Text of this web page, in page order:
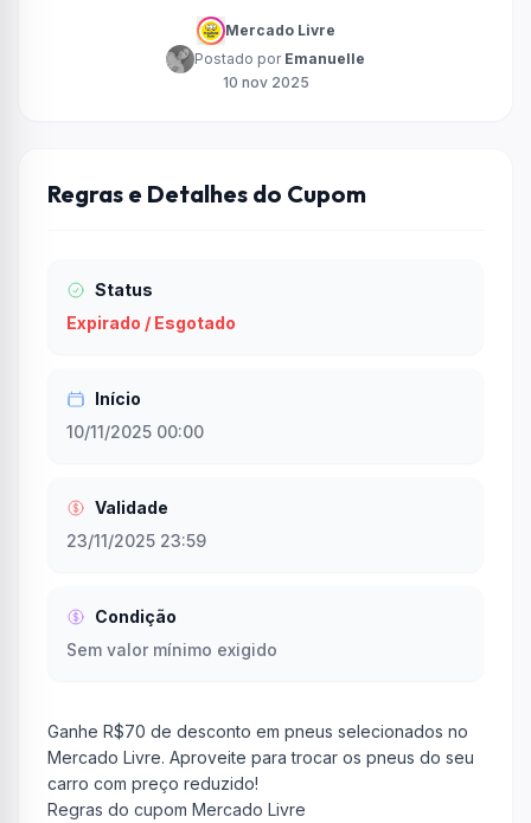
Mercado Livre
Postado por Emanuelle
10 nov 2025
Regras e Detalhes do Cupom
Status
Expirado / Esgotado
Início
10/11/2025 00:00
Validade
23/11/2025 23:59
Condição
Sem valor mínimo exigido
Ganhe R$70 de desconto em pneus selecionados no
Mercado Livre. Aproveite para trocar os pneus do seu
carro com preço reduzido!
Regras do cupom Mercado Livre